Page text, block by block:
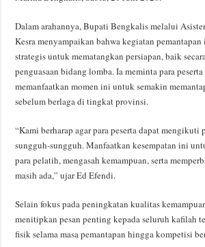
Dalam arahannya, Bupati Bengkalis melalui
Kesra menyampaikan bahwa kegiatan
strategis untuk mematangkan persiapan, baik
penguasaan bidang lomba. Ia meminta para peserta
memanfaatkan momen ini untuk semakin
sebelum berlaga di tingkat provinsi.
“Kami berharap agar para peserta dapat mengikuti
sungguh-sungguh. Manfaatkan kesempatan ini
para pelatih, mengasah kemampuan, serta
masih ada,” ujar Ed Efendi.
Selain fokus pada peningkatan kualitas
menitipkan pesan penting kepada seluruh kafilah
fisik selama masa pemantapan hingga kompetisi